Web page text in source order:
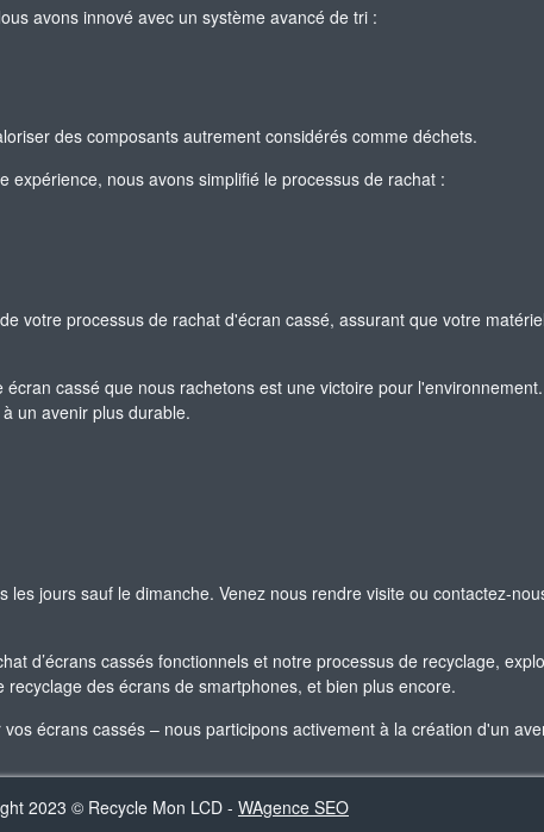
avons innové avec un système avancé de tri :
des composants autrement considérés comme déchets.
expérience, nous avons simplifié le processus de rachat :
votre processus de rachat d'écran cassé, assurant que votre
écran cassé que nous rachetons est une victoire pour
un avenir plus durable.
les jours sauf le dimanche. Venez nous rendre visite ou contactez-
d’écrans cassés fonctionnels et notre processus de recyclage,
des écrans de smartphones, et bien plus encore.
écrans cassés – nous participons activement à la création d'un
2023 © Recycle Mon LCD - WAgence SEO